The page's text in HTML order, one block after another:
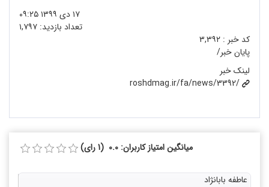
۱۷ دی ۱۳۹۹
۰۹:۲۵
تعداد بازدید: ۱,۷۹۷
کد خبر : ۳,۳۹۲
پایان خبر/
لینک خبر
roshdmag.ir/fa/news/3392/
میانگین امتیاز کاربران: 0.0 (1 رای)
عاطفه بابانژاد